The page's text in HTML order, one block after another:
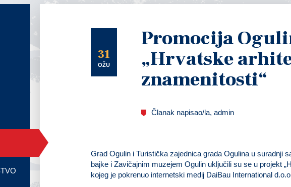
31
OŽU
Promocija
„Hrvatske
znamenitosti“
Članak napisao/la, admin
Grad Ogulin i Turistička zajednica grada Ogulina u suradnji
bajke i Zavičajnim muzejem Ogulin uključili su se u projekt
kojeg je pokrenuo internetski medij DaiBau International